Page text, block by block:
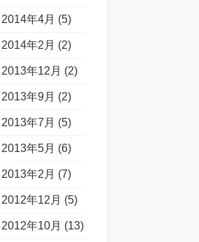
2014年4月 (5)
2014年2月 (2)
2013年12月 (2)
2013年9月 (2)
2013年7月 (5)
2013年5月 (6)
2013年2月 (7)
2012年12月 (5)
2012年10月 (13)